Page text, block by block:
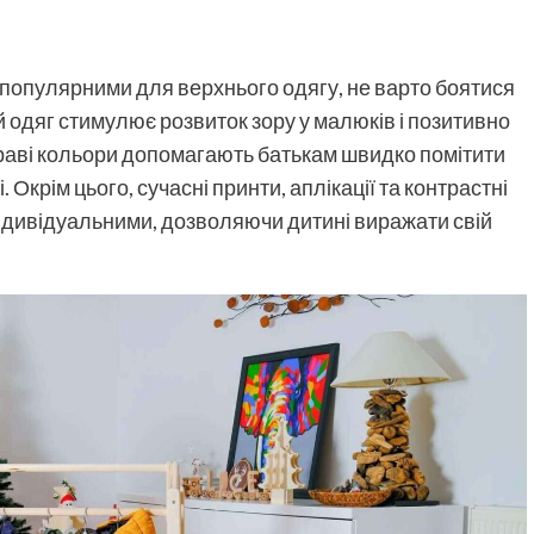
для верхнього одягу, не варто боятися
одяг стимулює розвиток зору у малюків і позитивно
кольори допомагають батькам швидко помітити
цього, сучасні принти, аплікації та контрастні
дозволяючи дитині виражати свій